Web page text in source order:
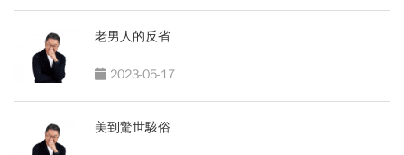
老男人的反省
2023-05-17
美到驚世駭俗